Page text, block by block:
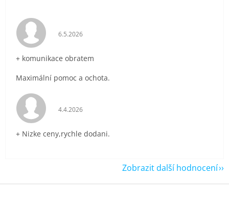
Hodnocení obchodu je 5 z 5 hvězdiček.
6.5.2026
+ komunikace obratem
Maximální pomoc a ochota.
Hodnocení obchodu je 5 z 5 hvězdiček.
4.4.2026
+ Nizke ceny,rychle dodani.
Zobrazit další hodnocení
Z